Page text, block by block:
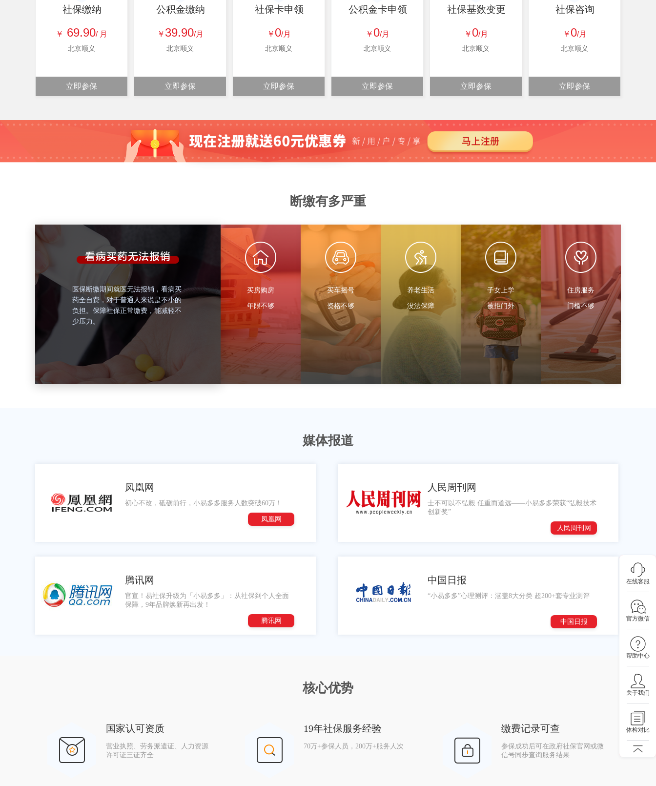
在线客服
官方微信
帮助中心
关于我们
体检对比
社保缴纳
￥ 69.90/ 月
北京顺义
立即参保
公积金缴纳
￥ 39.90/月
北京顺义
立即参保
社保卡申领
￥ 0/月
北京顺义
立即参保
公积金卡申领
￥ 0/月
北京顺义
立即参保
社保基数变更
￥ 0/月
北京顺义
立即参保
社保咨询
￥ 0/月
北京顺义
立即参保
断缴有多严重
医保断缴期间就医无法报销，看病买
药全自费，对于普通人来说是不小的
负担。保障社保正常缴费，能减轻不
少压力。
买房购房
年限不够
买车摇号
资格不够
养老生活
没法保障
子女上学
被拒门外
住房服务
门槛不够
媒体报道
凤凰网
初心不改，砥砺前行，小易多多服务人数突破60万！
凤凰网
人民周刊网
士不可以不弘毅 任重而道远——小易多多荣获“弘毅技术
创新奖”
人民周刊网
腾讯网
官宣！易社保升级为「小易多多」：从社保到个人全面
保障，9年品牌焕新再出发！
腾讯网
中国日报
“小易多多”心理测评：涵盖8大分类 超200+套专业测评
中国日报
核心优势
国家认可资质
营业执照、劳务派遣证、人力资源
许可证三证齐全
19年社保服务经验
70万+参保人员，200万+服务人次
缴费记录可查
参保成功后可在政府社保官网或微
信号同步查询服务结果